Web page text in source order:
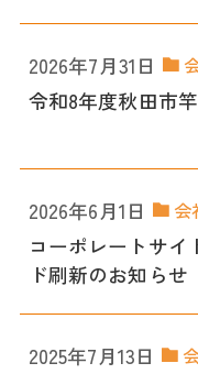
2026年7月31日
令和8年度秋田市
2026年6月1日 会
コーポレートサイ
ド刷新のお知らせ
2025年7月13日